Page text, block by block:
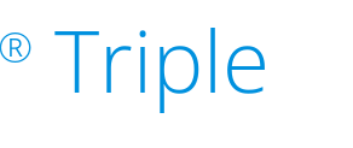
® Triple